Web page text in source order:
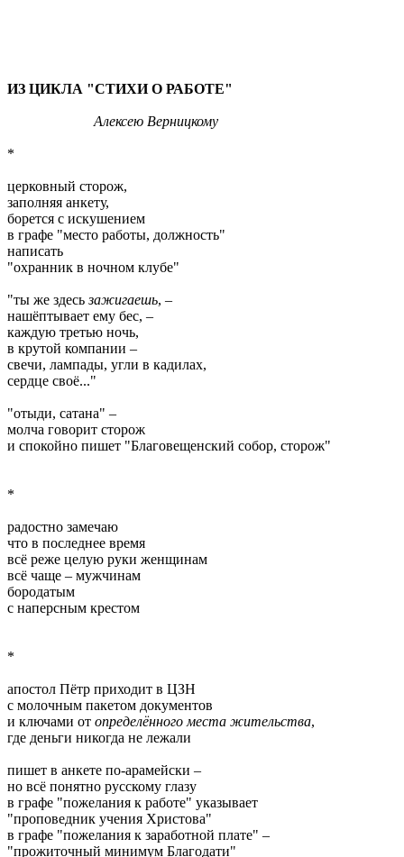
ИЗ ЦИКЛА "СТИХИ О РАБОТЕ"
Алексею Верницкому
*
церковный сторож,
заполняя анкету,
борется с искушением
в графе "место работы, должность"
написать
"охранник в ночном клубе"
"ты же здесьзажигаешь, –
нашёптывает ему бес, –
каждую третью ночь,
в крутой компании –
свечи, лампады, угли в кадилах,
сердце своё..."
"отыди, сатана" –
молча говорит сторож
и спокойно пишет "Благовещенский собор, сторож"
*
радостно замечаю
что в последнее время
всё реже целую руки женщинам
всё чаще – мужчинам
бородатым
с наперсным крестом
*
апостол Пётр приходит в ЦЗН
с молочным пакетом документов
и ключами от определённого места жительства,
где деньги никогда не лежали
пишет в анкете по-арамейски –
но всё понятно русскому глазу
в графе "пожелания к работе" указывает
"проповедник учения Христова"
в графе "пожелания к заработной плате" –
"прожиточный минимум Благодати"